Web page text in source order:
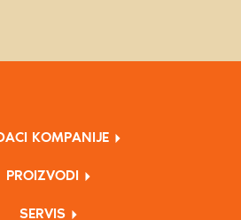
KOMPANIJE
PROIZVODI
SERVIS